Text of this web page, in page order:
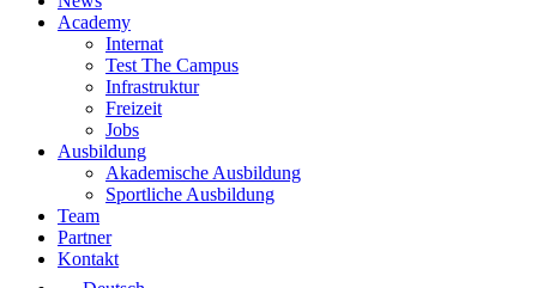
Academy
Internat
Test The Campus
Infrastruktur
Freizeit
Jobs
Ausbildung
Akademische Ausbildung
Sportliche Ausbildung
Team
Partner
Kontakt